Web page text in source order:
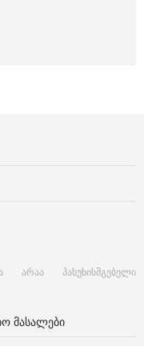
არაა პასუხისმგებელი
ᲛᲐᲡᲐᲚᲔᲑᲘ